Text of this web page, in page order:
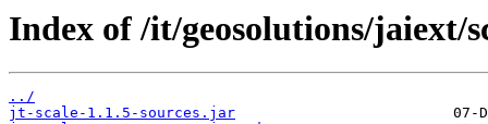
Index of /it/geosolutions/jaiext/
../
jt-scale-1.1.5-sources.jar